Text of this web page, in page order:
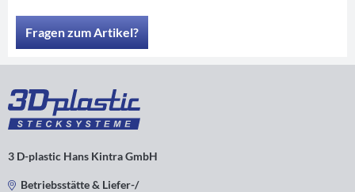
Fragen zum Artikel?
3 D-plastic Hans Kintra GmbH
Betriebsstätte & Liefer-/